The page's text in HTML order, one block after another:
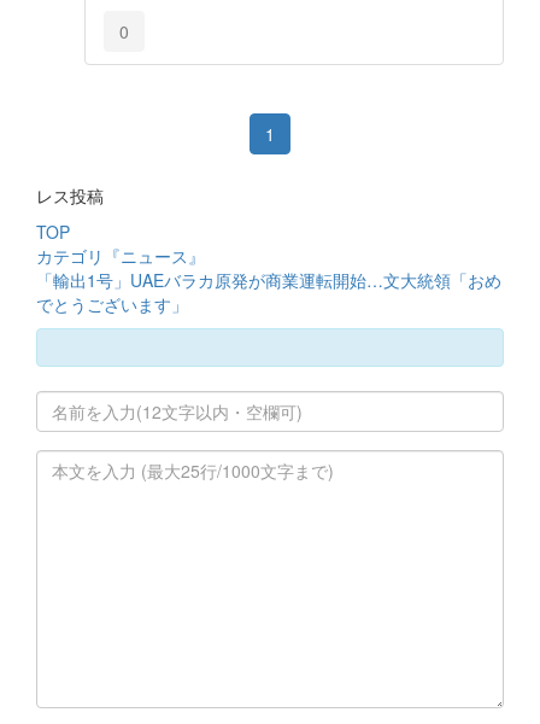
0
1
レス投稿
TOP
カテゴリ『ニュース』
「輸出1号」UAEバラカ原発が商業運転開始…文大統領「おめ
でとうございます」